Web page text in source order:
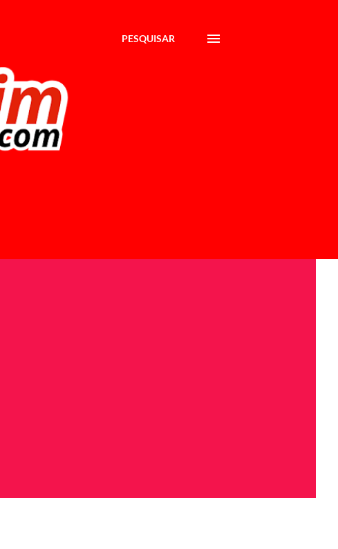
PESQUISAR